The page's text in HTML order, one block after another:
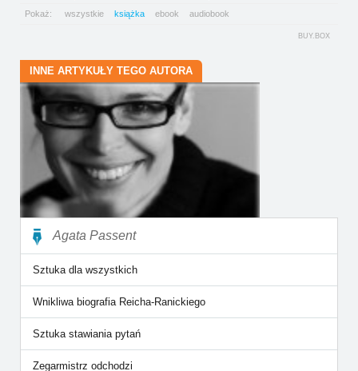
Pokaż: wszystkie książka ebook audiobook
BUY.BOX
INNE ARTYKUŁY TEGO AUTORA
Agata Passent
Sztuka dla wszystkich
Wnikliwa biografia Reicha-Ranickiego
Sztuka stawiania pytań
Zegarmistrz odchodzi